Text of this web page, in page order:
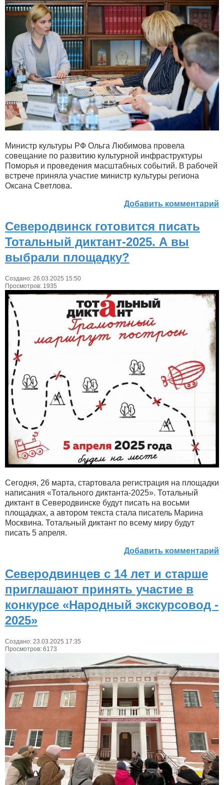
Министр культуры РФ Ольга Любимова провела
совещание по развитию культурной инфраструктуры
Поморья и проведения масштабных событий. В рабочей
встрече приняла участие министр культуры региона
Оксана Светлова.
Добавить комментарий
Северодвинск готовится писать
Тотальный диктант-2025. А вы
выбрали площадку?
Создано: 26.03.2025 15:50
Просмотров: 1935
Сегодня, 26 марта, стартовала регистрация на площадки
написания «Тотального диктанта-2025». Тотальный
диктант в Северодвинске будут писать на восьми
площадках, а автором текста стала писатель Марина
Москвина. Тотальный диктант по всему миру будут
писать 5 апреля.
Добавить комментарий
Северодвинцев с 14 лет и старше
приглашают принять участие в
конкурсе «Народный экскурсовод -
2025»
Создано: 23.03.2025 17:35
Просмотров: 6173